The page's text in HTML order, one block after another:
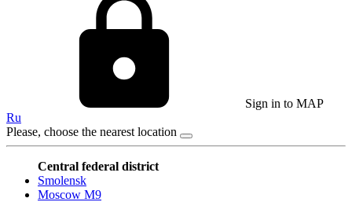
Sign in to MAP
Ru
Please, choose the nearest location
Central federal district
Smolensk
Moscow M9